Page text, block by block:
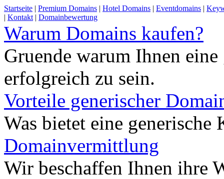
Startseite | Premium Domains | Hotel Domains | Eventdomains |
| Kontakt | Domainbewertung
Warum Domains kaufen?
Gruende warum Ihnen
erfolgreich zu sein.
Vorteile generischer
Was bietet eine
Domainvermittlung
Wir beschaffen Ihnen ihre